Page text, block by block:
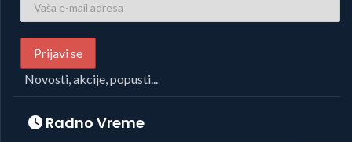
Novosti, akcije, popusti...
Radno Vreme